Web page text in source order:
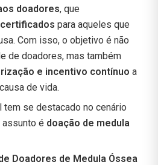
doadores, que
certificados para aqueles que
Com isso, o objetivo é não
de doadores, mas também
e incentivo contínuo a
de vida.
tem se destacado no cenário
assunto é doação de medula
Doadores de Medula Óssea